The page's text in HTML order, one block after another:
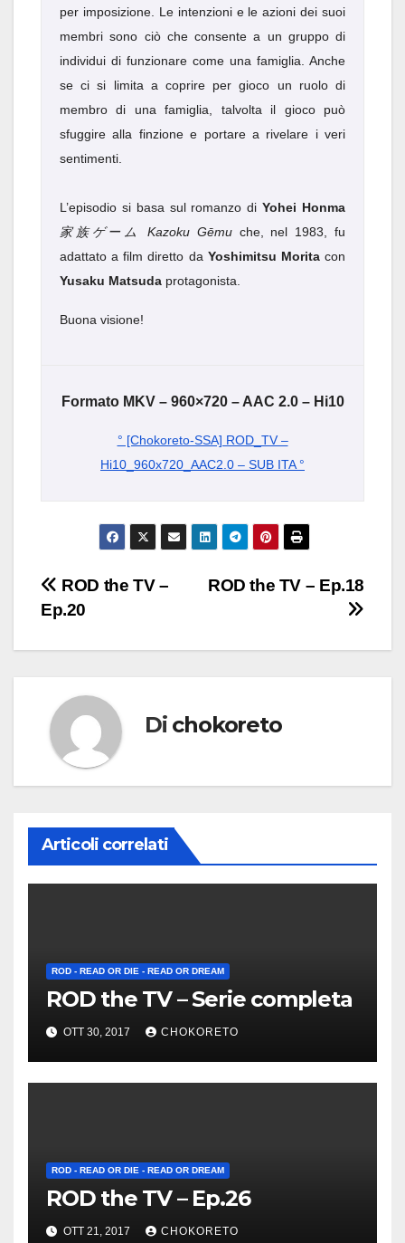
per imposizione. Le intenzioni e le azioni dei suoi
membri sono ciò che consente a un gruppo di
individui di funzionare come una famiglia. Anche
se ci si limita a coprire per gioco un ruolo di
membro di una famiglia, talvolta il gioco può
sfuggire alla finzione e portare a rivelare i veri
sentimenti.
L’episodio si basa sul romanzo diYohei Honma
家族ゲーム Kazoku Gēmuche, nel 1983, fu
adattato a film diretto da Yoshimitsu Moritacon
Yusaku Matsuda protagonista.
Buona visione!
Formato MKV – 960×720 – AAC 2.0 – Hi10
° [Chokoreto-SSA] ROD_TV –
Hi10_960x720_AAC2.0 – SUB ITA °
Navigazione
articoli
ROD the TV – Ep.18
ROD the TV –
Ep.20
Di chokoreto
Articoli correlati
ROD - READ OR DIE - READ OR DREAM
ROD the TV – Serie completa
OTT 30, 2017 CHOKORETO
ROD - READ OR DIE - READ OR DREAM
ROD the TV – Ep.26
OTT 21, 2017 CHOKORETO